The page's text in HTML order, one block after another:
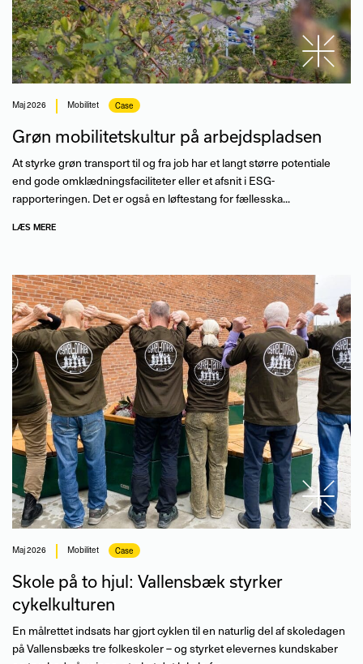
maj 2026 Mobilitet Case
Grøn mobilitetskultur på arbejdspladsen
At styrke grøn transport til og fra job har et langt større potentiale
end gode omklædningsfaciliteter eller et afsnit i ESG-
rapporteringen. Det er også en løftestang for fællesska...
LÆS MERE
maj 2026 Mobilitet Case
Skole på to hjul: Vallensbæk styrker
cykelkulturen
En målrettet indsats har gjort cyklen til en naturlig del af skoledagen
på Vallensbæks tre folkeskoler – og styrket elevernes kundskaber